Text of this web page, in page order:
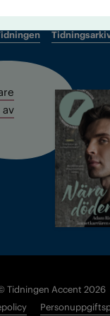
Tidningen Accent 2026